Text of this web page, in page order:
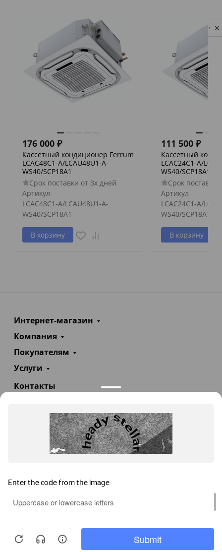
176 000 ₽
Кассетный кондиционер Ferrum
LCAC48C1-A/LCAU48U1-A-
WS40/SCP18A1
Срок поставки от 3х дней
Артикул
LCAC48C1-A/LCAU48U1-A-
WS40/SCP18A1
В корзину
111 500 ₽
Кассетный
LCAC24C1-A/
WS40/SCP18A1
Срок поставки
Артикул
LCAC24C1-A/
WS40/SCP18A1
В корзину
Интернет-магазин
Компания
Покупателям
Услуги
Контакты
info@teploexpert.com
Пн—Сб 09:00 – 18:00
TeploExpert.com © 2008 - 2026 Оборудование для
систем отопления, водоснабжения, канализации
Privacy notice